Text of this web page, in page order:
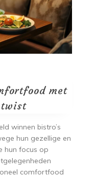
met
twist
winnen bistro’s
hun gezellige en
hun focus op
comfortfood